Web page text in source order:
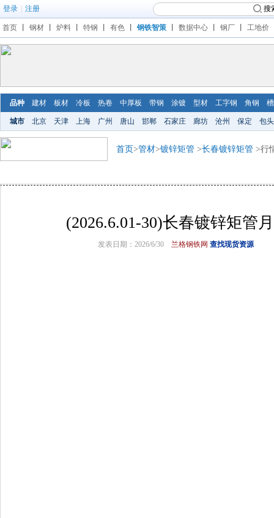
登录 注册 搜
首页 钢材 炉料 特钢 有色 钢铁智策 数据中心 钢厂 工地价
品种 建材 板材 冷板 热卷 中厚板 带钢 涂镀 型材 工字钢 角钢
城市 北京 天津 上海 广州 唐山 邯郸 石家庄 廊坊 沧州 保定 包头
首页>管材>镀锌矩管 >长春镀锌矩管 >行
(2026.6.01-30)长春镀锌矩管
发表日期：2026/6/30 兰格钢铁网 查找现货资源